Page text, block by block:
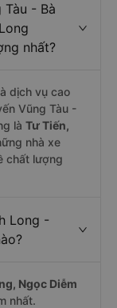
Tàu - Bà
nhất?
dịch vụ cao
Vũng Tàu -
là Tư Tiến,
nhà xe
chất lượng
Long -
Ngọc Diễm
nhất.